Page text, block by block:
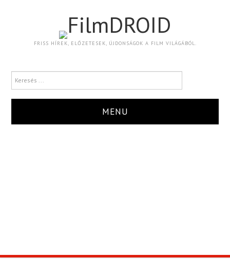
FilmDROID
FRISS HÍREK, ELŐZETESEK, ÚJDONSÁGOK A FILM VILÁGÁBÓL.
MENU